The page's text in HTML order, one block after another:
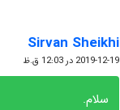
Sirvan Sheikhi
گفته:
2019-12-19 در 12:03 ق.ظ
سلام.